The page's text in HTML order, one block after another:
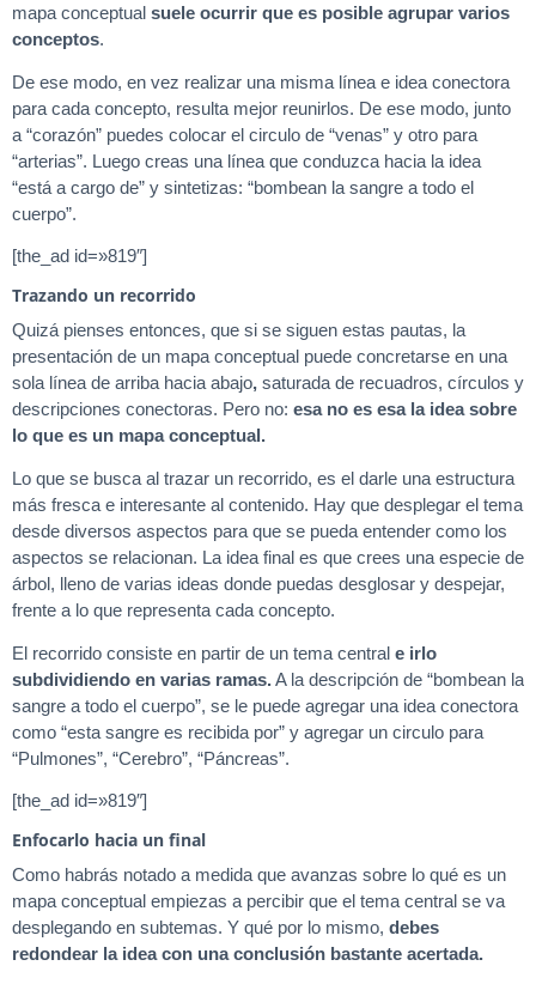
mapa conceptual suele ocurrir que es posible agrupar varios
conceptos.
De ese modo, en vez realizar una misma línea e idea conectora
para cada concepto, resulta mejor reunirlos. De ese modo, junto
a “corazón” puedes colocar el circulo de “venas” y otro para
“arterias”. Luego creas una línea que conduzca hacia la idea
“está a cargo de” y sintetizas: “bombean la sangre a todo el
cuerpo”.
[the_ad id=»819″]
Trazando un recorrido
Quizá pienses entonces, que si se siguen estas pautas, la
presentación de un mapa conceptual puede concretarse en una
sola línea de arriba hacia abajo, saturada de recuadros, círculos y
descripciones conectoras. Pero no: esa no es esa la idea sobre
lo que es un mapa conceptual.
Lo que se busca al trazar un recorrido, es el darle una estructura
más fresca e interesante al contenido. Hay que desplegar el tema
desde diversos aspectos para que se pueda entender como los
aspectos se relacionan. La idea final es que crees una especie de
árbol, lleno de varias ideas donde puedas desglosar y despejar,
frente a lo que representa cada concepto.
El recorrido consiste en partir de un tema central e irlo
subdividiendo en varias ramas.A la descripción de “bombean la
sangre a todo el cuerpo”, se le puede agregar una idea conectora
como “esta sangre es recibida por” y agregar un circulo para
“Pulmones”, “Cerebro”, “Páncreas”.
[the_ad id=»819″]
Enfocarlo hacia un final
Como habrás notado a medida que avanzas sobre lo qué es un
mapa conceptual empiezas a percibir que el tema central se va
desplegando en subtemas. Y qué por lo mismo, debes
redondear la idea con una conclusión bastante acertada.